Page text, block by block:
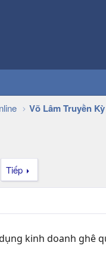
Võ Lâm Truyền
Tiếp
kinh doanh ghê